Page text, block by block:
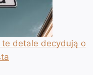
detale decydują o